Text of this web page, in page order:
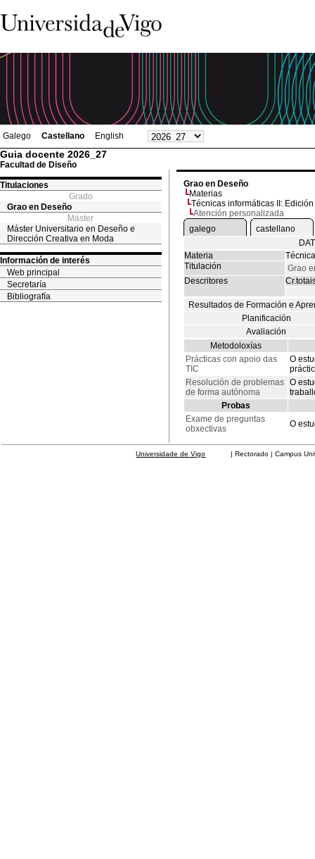
Galego Castellano English
Guia docente 2026_27
Facultad de Diseño
Titulaciones
Grado
Grao en Deseño
Máster
Máster Universitario en Deseño e
Dirección Creativa en Moda
Información de interés
Web principal
Secretaría
Bibliografía
Grao en Deseño
Materias
Técnicas informáticas II:
Atención personalizada
galego
castellano
Materia
Titulación
Grao
Descritores
Resultados de Formación e
Planificación
Avaliación
Metodoloxías
Prácticas con apoio das
TIC
O
Resolución de problemas
de forma autónoma
O
Probas
Exame de preguntas
obxectivas
O
Universidade de Vigo | Rectorado | Campus